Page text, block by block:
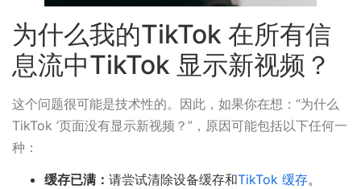
为什么我的TikTok 在所有信
息流中TikTok 显示新视频？
这个问题很可能是技术性的。因此，如果你在想：“为什么
TikTok ’页面没有显示新视频？”，原因可能包括以下任何一
种：
缓存已满： 请尝试清除设备缓存和TikTok 缓存。